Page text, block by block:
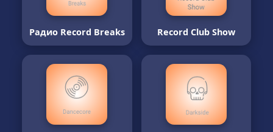
Радио Record Breaks Record Club Show